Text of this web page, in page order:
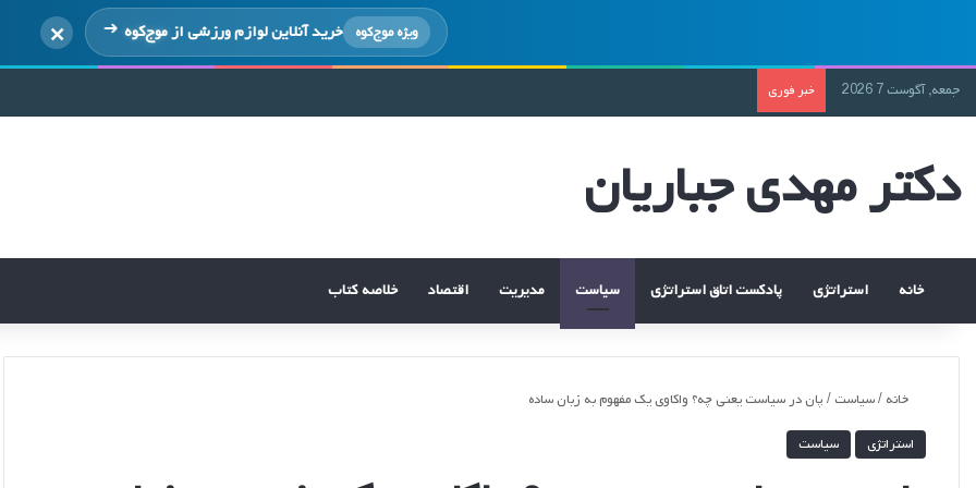
ویژه موج‌کوه خرید آنلاین لوازم ورزشی ازموج‌کوه ×
جمعه, آگوست 7 2026 خبر فوری
دکتر مهدی جباریان
خانه استراتژی پادکست اتاق استراتژی سیاست مدیریت اقتصاد خلاصه کتاب
خانه /سیاست/ پان در سیاست یعنی چه؟ واکاوی یک مفهوم به زبان ساده
استراتژی سیاست